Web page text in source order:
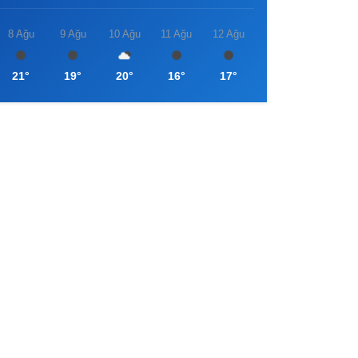
8 Ağu
21°
9 Ağu
19°
10 Ağu
20°
11 Ağu
16°
12 Ağu
17°